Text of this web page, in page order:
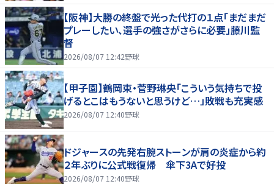
【阪神】大勝の終盤で光った代打の１点「まだまだ
プレーしたい、選手の強さがさらに必要」藤川監
督
2026/08/07 12:42野球
【甲子園】鶴岡東・菅野琳央「こういう気持ちで投
げるとこはもうないと思うけど…」敗戦も充実感
2026/08/07 12:40野球
ドジャースの先発右腕ストーンが肩の炎症から約
２年ぶりに公式戦復帰 傘下3Aで好投
2026/08/07 12:40野球